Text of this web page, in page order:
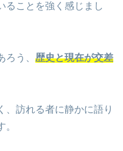
ることを強く感じまし
ろう、 歴史と現在が交差
、訪れる者に静かに語り